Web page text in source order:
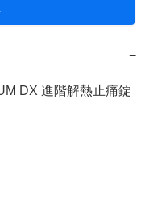
−
DX 進階解熱止痛錠